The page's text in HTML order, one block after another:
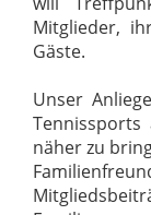
Mitglieder,
Gäste.
Unser
Tennissports
näherzu